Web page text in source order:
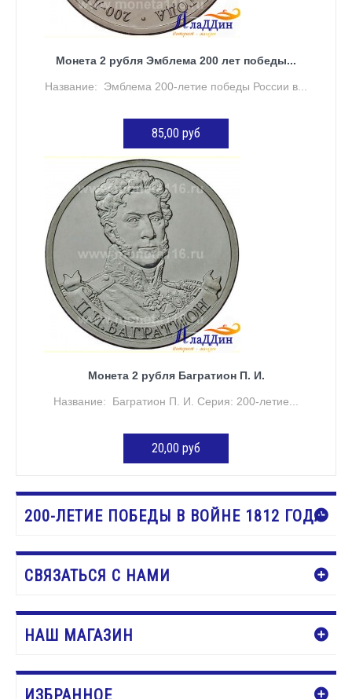
Монета 2 рубля Эмблема 200 лет победы...
Название: Эмблема 200-летие победы России в...
85,00 руб
ДОБАВИТЬ В КОРЗИНУ
Монета 2 рубля Багратион П. И.
Название: Багратион П. И. Серия: 200-летие...
20,00 руб
200-ЛЕТИЕ ПОБЕДЫ В ВОЙНЕ 1812 ГОДА
СВЯЗАТЬСЯ С НАМИ
НАШ МАГАЗИН
ИЗБРАННОЕ